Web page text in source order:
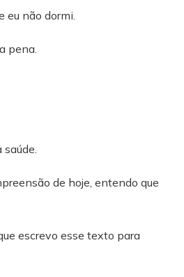
eu não dormi.
pena.
de hoje, entendo que
escrevo esse texto para